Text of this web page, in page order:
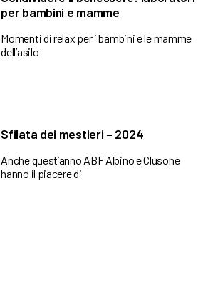
per bambini e mamme
Momenti di relax per i bambini e le mamme
dell’asilo
Sfilata dei mestieri – 2024
Anche quest’anno ABF Albino e Clusone
hanno il piacere di